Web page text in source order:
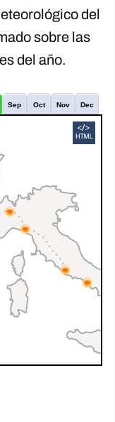
del
sobre las
del año.